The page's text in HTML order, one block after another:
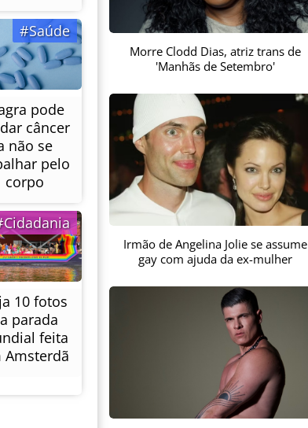
#Saúde
pode
câncer
não se
pelo
corpo
10 fotos
parada
feita
Amsterdã
Morre Clodd Dias, atriz trans de
'Manhãs de Setembro'
Irmão de Angelina Jolie se assume
gay com ajuda da ex-mulher